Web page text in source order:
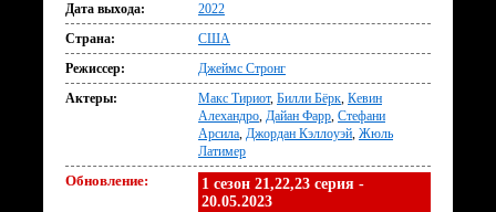
Дата выхода:
2022
Страна:
США
Режиссер:
Джеймс Стронг
Актеры:
Макс Тириот, Билли Бёрк, Кевин
Алехандро, Дайан Фарр, Стефани
Арсила, Джордан Кэллоуэй, Жюль
Латимер
Обновление:
1 сезон 21,22,23 серия -
20.05.2023